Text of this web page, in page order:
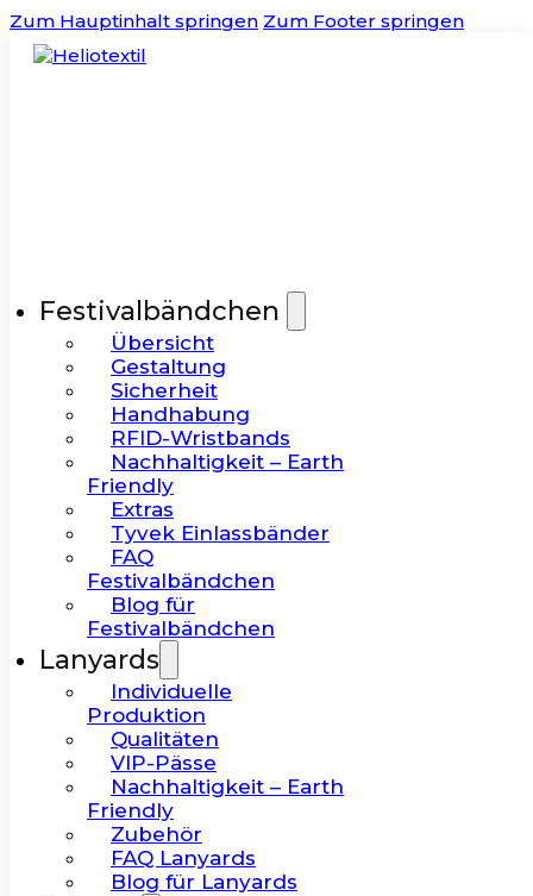
Zum Hauptinhalt springen Zum Footer springen
Festivalbändchen
Übersicht
Gestaltung
Sicherheit
Handhabung
RFID-Wristbands
Nachhaltigkeit – Earth
Friendly
Extras
Tyvek Einlassbänder
FAQ
Festivalbändchen
Blog für
Festivalbändchen
Lanyards
Individuelle
Produktion
Qualitäten
VIP-Pässe
Nachhaltigkeit – Earth
Friendly
Zubehör
FAQ Lanyards
Blog für Lanyards